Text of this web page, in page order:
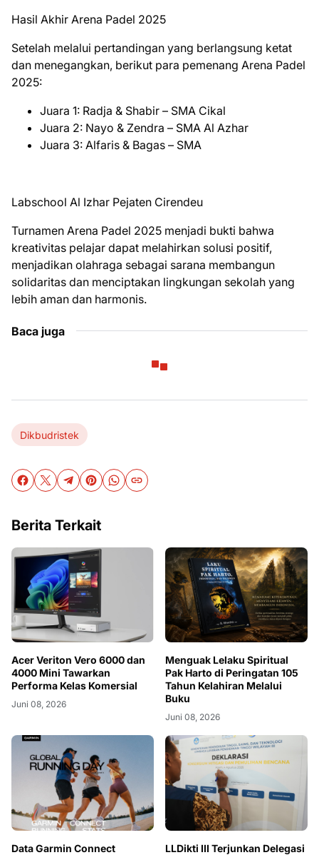
Hasil Akhir Arena Padel 2025
Setelah melalui pertandingan yang berlangsung ketat
dan menegangkan, berikut para pemenang Arena Padel
2025:
Juara 1: Radja & Shabir – SMA Cikal
Juara 2: Nayo & Zendra – SMA Al Azhar
Juara 3: Alfaris & Bagas – SMA
Labschool Al Izhar Pejaten Cirendeu
Turnamen Arena Padel 2025 menjadi bukti bahwa
kreativitas pelajar dapat melahirkan solusi positif,
menjadikan olahraga sebagai sarana membangun
solidaritas dan menciptakan lingkungan sekolah yang
lebih aman dan harmonis.
Baca juga
Dikbudristek
Berita Terkait
Acer Veriton Vero 6000 dan
4000 Mini Tawarkan
Performa Kelas Komersial
Juni 08, 2026
Menguak Lelaku Spiritual
Pak Harto di Peringatan 105
Tahun Kelahiran Melalui
Buku
Juni 08, 2026
Data Garmin Connect
LLDikti III Terjunkan Delegasi